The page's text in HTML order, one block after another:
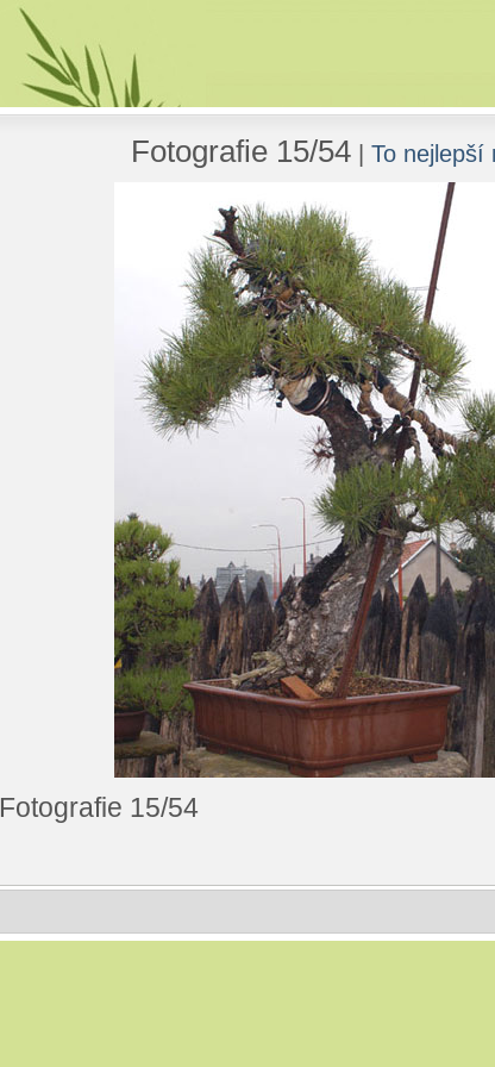
Fotografie 15/54 | To nejlepší
Fotografie 15/54